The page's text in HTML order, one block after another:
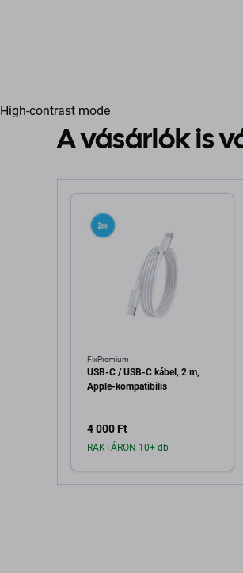
High-contrast mode
A vásárlók is
FixPremium
USB-C / USB-C kábel, 2 m,
Apple-kompatibilis
4 000 Ft
RAKTÁRON 10+ db